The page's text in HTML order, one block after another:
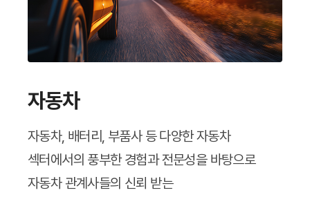
자동차
자동차, 배터리, 부품사 등 다양한 자동차
섹터에서의 풍부한 경험과전문성을 바탕으로
자동차 관계사들의 신뢰 받는